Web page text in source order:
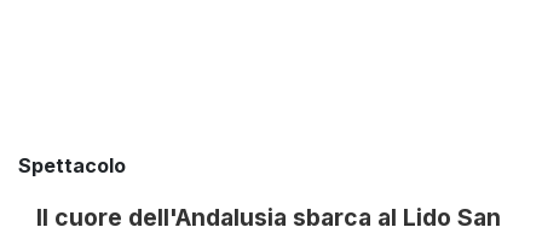
Spettacolo
Il cuore dell'Andalusia sbarca al Lido San